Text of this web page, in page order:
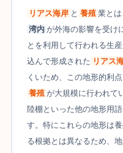
リアス海岸 と 養殖 業と
湾内 が外海の影響を受け
とを利用して行われる生
込んで形成された リアス
くいため、この地形的利
養殖 が大規模に行われて
陸棚といった他の地形用
す。特にこれらの地形は
る根拠とは異なるため、